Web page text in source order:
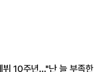
뷔 10주년…"난 늘 부족한